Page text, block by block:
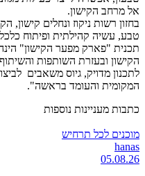
אל מרחב הקישון.
בחזון רשות ניקוז ונחלים קישון,
טבע, עשיה קהילתית ופיתוח
תכנית "פארק מפער הקישון"
הקישון ובעזרת השותפות
לתכנון מדויק, גיוס משאבים
המקומית והעומד בראשה".
כתבות מעניינות נוספות
מוכנים לכל תרחיש
hanas
05.08.26